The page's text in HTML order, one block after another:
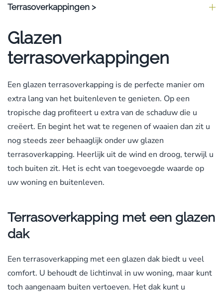
Terrasoverkappingen >
Glazen
terrasoverkappingen
Een glazen terrasoverkapping is de perfecte manier om
extra lang van het buitenleven te genieten. Op een
tropische dag profiteert u extra van de schaduw die u
creëert. En begint het wat te regenen of waaien dan zit u
nog steeds zeer behaaglijk onder uw glazen
terrasoverkapping. Heerlijk uit de wind en droog, terwijl u
toch buiten zit. Het is echt van toegevoegde waarde op
uw woning en buitenleven.
Terrasoverkapping met een glazen
dak
Een terrasoverkapping met een glazen dak biedt u veel
comfort. U behoudt de lichtinval in uw woning, maar kunt
toch aangenaam buiten vertoeven. Het dak kunt u